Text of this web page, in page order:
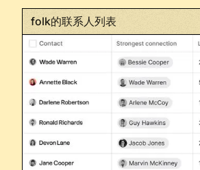
folk的联系人列表